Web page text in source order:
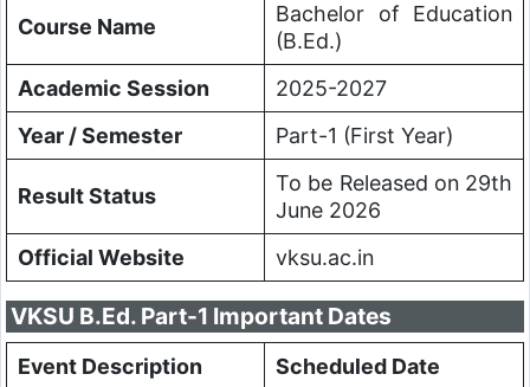
Course Name
Bachelor of Education
(B.Ed.)
Academic Session
2025-2027
Year / Semester
Part-1 (First Year)
Result Status
To be Released on 29th
June 2026
Official Website
vksu.ac.in
VKSU B.Ed. Part-1 Important Dates
Event Description
Scheduled Date